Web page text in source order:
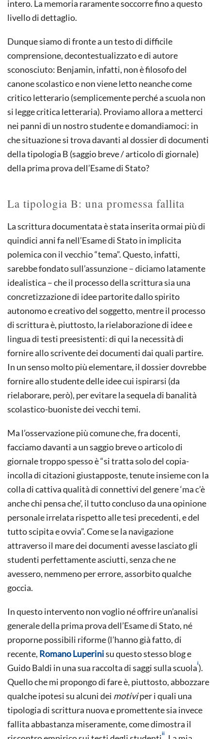
intero. La memoria raramente soccorre fino a questo
livello di dettaglio.
Dunque siamo di fronte a un testo di difficile
comprensione, decontestualizzato e di autore
sconosciuto: Benjamin, infatti, non è filosofo del
canone scolastico e non viene letto neanche come
critico letterario (semplicemente perché a scuola non
si legge critica letteraria). Proviamo allora a metterci
nei panni di un nostro studente e domandiamoci: in
che situazione si trova davanti al dossier di documenti
della tipologia B (saggio breve / articolo di giornale)
della prima prova dell’Esame di Stato?
La tipologia B: una promessa fallita
La scrittura documentata è stata inserita ormai più di
quindici anni fa nell’Esame di Stato in implicita
polemica con il vecchio “tema”. Questo, infatti,
sarebbe fondato sull’assunzione – diciamo latamente
idealistica – che il processo della scrittura sia una
concretizzazione di idee partorite dallo spirito
autonomo e creativo del soggetto, mentre il processo
di scrittura è, piuttosto, la rielaborazione di idee e
lingua di testi preesistenti: di qui la necessità di
fornire allo scrivente dei documenti dai quali partire.
In un senso molto più elementare, il dossier dovrebbe
fornire allo studente delle idee cui ispirarsi (da
rielaborare, però), per evitare la sequela di banalità
scolastico-buoniste dei vecchi temi.
Ma l’osservazione più comune che, fra docenti,
facciamo davanti a un saggio breve o articolo di
giornale troppo spesso è “si tratta solo del copia-
incolla di citazioni giustapposte, tenute insieme con la
colla di cattiva qualità di connettivi del genere ‘ma c’è
anche chi pensa che’, il tutto concluso da una opinione
personale irrelata rispetto alle tesi precedenti, e del
tutto scipita e ovvia”. Come se la navigazione
attraverso il mare dei documenti avesse lasciato gli
studenti perfettamente asciutti, senza che ne
avessero, nemmeno per errore, assorbito qualche
goccia.
In questo intervento non voglio né offrire un’analisi
generale della prima prova dell’Esame di Stato, né
proporne possibili riforme (l’hanno già fatto, di
recente, Romano Luperinisu questo stesso blog e
Guido Baldi in una sua raccolta di saggi sulla scuolai).
Quello che mi propongo di fare è, piuttosto, abbozzare
qualche ipotesi su alcuni dei motiviper i quali una
tipologia di scrittura nuova e promettente sia invece
fallita abbastanza miseramente, come dimostra il
ii